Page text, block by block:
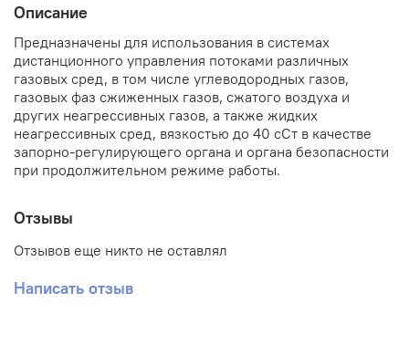
Описание
Предназначены для использования в системах
дистанционного управления потоками различных
газовых сред, в том числе углеводородных газов,
газовых фаз сжиженных газов, сжатого воздуха и
других неагрессивных газов, а также жидких
неагрессивных сред, вязкостью до 40 сСт в качестве
запорно-регулирующего органа и органа безопасности
при продолжительном режиме работы.
Отзывы
Отзывов еще никто не оставлял
Написать отзыв